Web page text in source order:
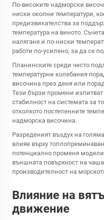
По-високите надморски
ниски околни температури,
предизвикателства за
температура на виното.
налягане и по-ниски
работи по-усилено, за да се
Планинските среди често
температурни колебания
височина през деня или
Тези бързи промени изпитват
стабилност на системата за
отколкото постепенните
надморска височина.
Разреденият въздух на
влияе върху
потенциално променя
външната повърхност на
производителност на
Влияние на
движение